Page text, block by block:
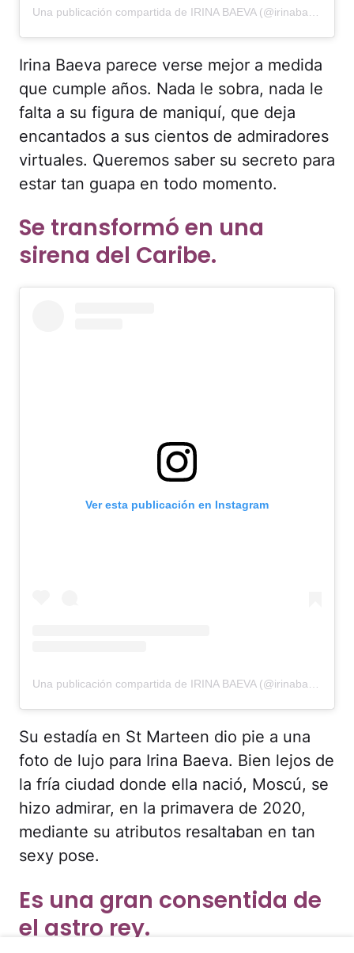
Irina Baeva parece verse mejor a medida
que cumple años. Nada le sobra, nada le
falta a su figura de maniquí, que deja
encantados a sus cientos de admiradores
virtuales. Queremos saber su secreto para
estar tan guapa en todo momento.
Se transformó en una
sirena del Caribe.
Ver esta publicación en Instagram
Una publicación compartida de IRINA BAEVA (@irinabaeva)
Su estadía en St Marteen dio pie a una
foto de lujo para Irina Baeva. Bien lejos de
la fría ciudad donde ella nació, Moscú, se
hizo admirar, en la primavera de 2020,
mediante su atributos resaltaban en tan
sexy pose.
Es una gran consentida de
el astro rey.